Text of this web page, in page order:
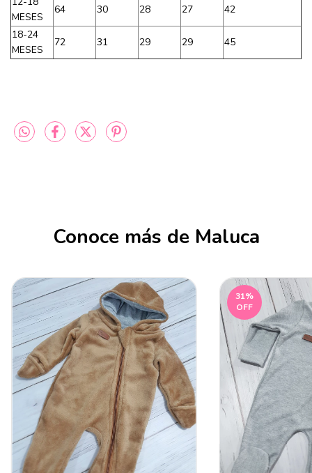
MESES
64 30 28 27
42
18-24
MESES
72 31 29 29 45
Conoce más de Maluca
31%
OFF